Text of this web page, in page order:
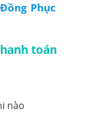
Phục
toán
nào